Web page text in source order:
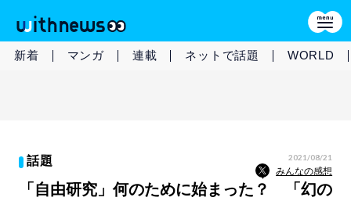
新着 マンガ 連載 ネットで話題 WORLD
話題 2021/08/21
みんなの感想
「自由研究」何のために始まった？ 「幻の